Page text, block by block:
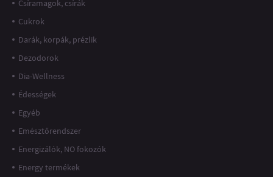
Csíramagok, csírák
Cukrok
Darák, korpák, prézlik
Dezodorok
Dia-Wellness
Édességek
Egyéb
Emésztőrendszer
Energizálók, NO fokozók
Energy termékek